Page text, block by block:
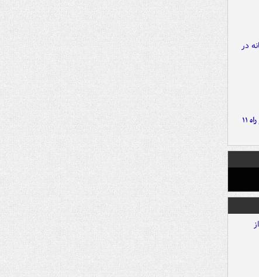
موج بارش‌های تابستانه در راه ۱۱